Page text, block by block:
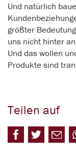
Und natürlich
größter
uns nicht hinter
Und das wollen
Produkte sind
Teilen auf